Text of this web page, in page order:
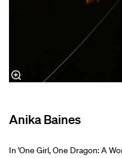
Anika Baines
In 'One Girl, One Dragon: A